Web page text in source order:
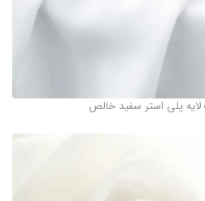
پلی استر سفید خالص